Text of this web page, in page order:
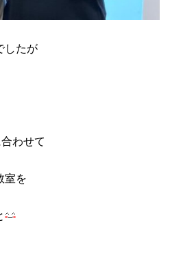
したが
わせて
室を